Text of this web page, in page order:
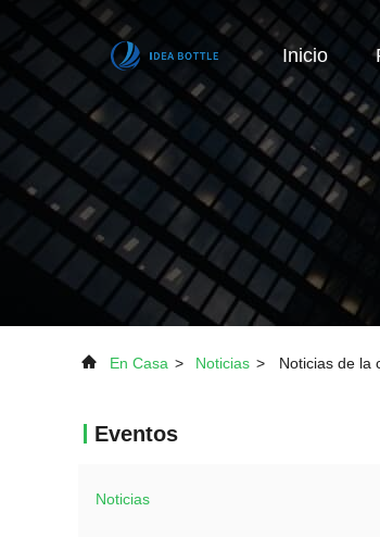
Inicio
En Casa > Noticias > Noticias de la
Eventos
Noticias